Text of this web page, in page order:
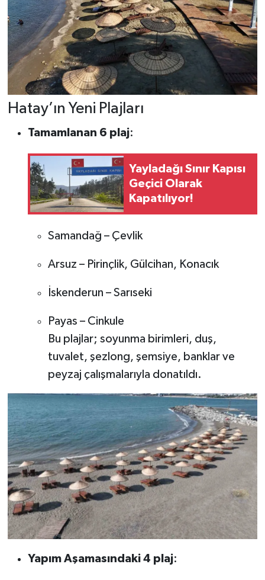
Hatay’ın Yeni Plajları
Tamamlanan 6 plaj:
Yayladağı Sınır Kapısı
Geçici Olarak
Kapatılıyor!
Samandağ – Çevlik
Arsuz – Pirinçlik, Gülcihan, Konacık
İskenderun – Sarıseki
Payas – Cinkule
Bu plajlar; soyunma birimleri, duş,
tuvalet, şezlong, şemsiye, banklar ve
peyzaj çalışmalarıyla donatıldı.
Yapım Aşamasındaki 4 plaj: